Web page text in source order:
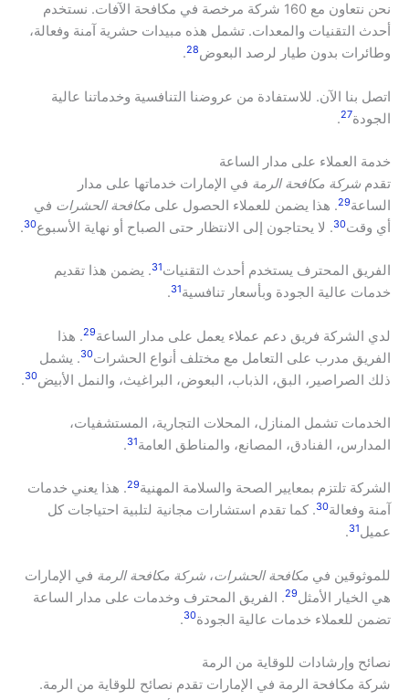
نحن نتعاون مع 160 شركة مرخصة في مكافحة الآفات. نستخدم
أحدث التقنيات والمعدات. تشمل هذه مبيدات حشرية آمنة وفعالة،
وطائرات بدون طيار لرصد البعوض28
.
اتصل بنا الآن. للاستفادة من عروضنا التنافسية وخدماتنا عالية
الجودة27
.
خدمة العملاء على مدار الساعة
تقدم شركة مكافحة الرمة في الإمارات خدماتها على مدار
الساعة29. هذا يضمن للعملاء الحصول على مكافحة الحشرات في
أي وقت30. لا يحتاجون إلى الانتظار حتى الصباح أو نهاية الأسبوع30
.
الفريق المحترف يستخدم أحدث التقنيات31. يضمن هذا تقديم
خدمات عالية الجودة وبأسعار تنافسية31
.
لدي الشركة فريق دعم عملاء يعمل على مدار الساعة29. هذا
الفريق مدرب على التعامل مع مختلف أنواع الحشرات30. يشمل
ذلك الصراصير، البق، الذباب، البعوض، البراغيث، والنمل الأبيض30
.
الخدمات تشمل المنازل، المحلات التجارية، المستشفيات،
المدارس، الفنادق، المصانع، والمناطق العامة31
.
الشركة تلتزم بمعايير الصحة والسلامة المهنية29. هذا يعني خدمات
آمنة وفعالة30. كما تقدم استشارات مجانية لتلبية احتياجات كل
عميل31
.
للموثوقين في مكافحة الحشرات، شركة مكافحة الرمة في الإمارات
هي الخيار الأمثل29. الفريق المحترف وخدمات على مدار الساعة
تضمن للعملاء خدمات عالية الجودة30
.
نصائح وإرشادات للوقاية من الرمة
شركة مكافحة الرمة في الإمارات تقدم نصائح للوقاية من الرمة.